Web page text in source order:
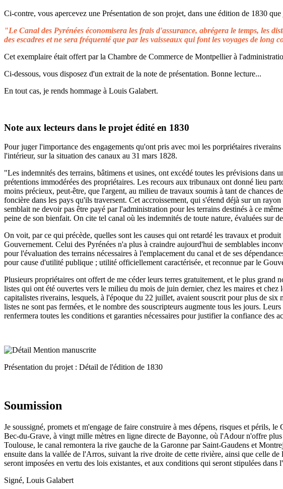
Ci-contre, vous apercevez une Présentation de son projet, dans une édition de 1830
"Le Canal des Pyrénées économisera les frais d'assurance, abrégera le temps, les
des escadres et ne sera fréquenté que par les vaisseaux qui font les voyages de
Cet exemplaire était offert par la Chambre de Commerce de Montpellier à
Ci-dessous, vous disposez d'un extrait de la note de présentation. Bonne lecture...
En tout cas, je rends hommage à Louis Galabert.
Note aux lecteurs dans le projet édité en 1830
Pour juger l'importance des engagements qu'ont pris avec moi les porpriétaires
l'intérieur, sur la situation des canaux au 31 mars 1828.
"Les indemnités des terrains, bâtimens et usines, ont excédé toutes les prévisions
prétentions immodérées des propriétaires. Les recours aux tribunaux ont donné lieu
moins précieux, peut-être, que l'argent, au milieu de travaux soumis à tant de
foncière dans les pays qu'ils traversent. Cet accroissement, qui s'étend déjà sur un
semblait ne devoir pas être payé par l'administration pour les terrains destinés à ce
peine de son bienfait. On cite tel canal où les indemnités de toute nature, évaluées sur
On voit, par ce qui précède, quelles sont les causes qui ont retardé les travaux et
Gouvernement. Celui des Pyrénées n'a plus à craindre aujourd'hui de semblables
pour l'évaluation des terrains nécessaires à l'emplacement du canal et de ses
pour cause d'utilité publique ; utilité officiellement caractérisée, et reconnue par le
Plusieurs propriétaires ont offert de me céder leurs terres gratuitement, et le plus
listes qui ont été ouvertes vers le milieu du mois de juin dernier, chez les maires et
capitalistes riverains, lesquels, à l'époque du 22 juillet, avaient souscrit pour plus de
listes ne sont pas fermées, et le nombre des souscripteurs augmente tous les jours.
renfermera toutes les conditions et garanties nécessaires pour justifier la confiance des
Présentation du projet : Détail de l'édition de 1830
Soumission
Je soussigné, promets et m'engage de faire construire à mes dépens, risques et périls,
Bec-du-Grave, à vingt mille mètres en ligne directe de Bayonne, où l'Adour n'offre
Toulouse, le canal remontera la rive gauche de la Garonne par Saint-Gaudens et
ensuite dans la vallée de l'Arros, suivant la rive droite de cette rivière, ainsi que celle
seront imposées en vertu des lois existantes, et aux conditions qui seront stipulées
Signé, Louis Galabert